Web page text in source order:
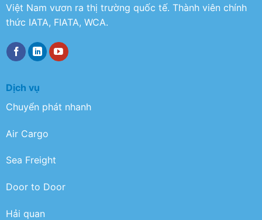
Việt Nam vươn ra thị trường quốc tế. Thành viên chính
thức IATA, FIATA, WCA.
Dịch vụ
Chuyển phát nhanh
Air Cargo
Sea Freight
Door to Door
Hải quan